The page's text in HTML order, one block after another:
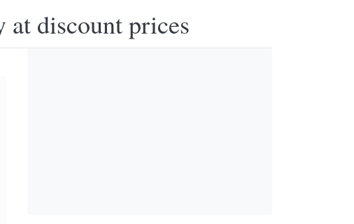
discount prices